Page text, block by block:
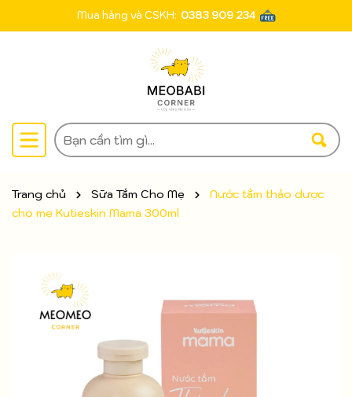
Mua hàng và CSKH: 0383 909 234
Trang chủ Sữa Tắm Cho Mẹ
Nước tắm thảo dược
cho mẹ Kutieskin Mama 300ml